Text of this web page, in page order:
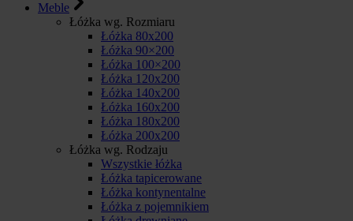
Meble
Łóżka wg. Rozmiaru
Łóżka 80x200
Łóżka 90×200
Łóżka 100×200
Łóżka 120x200
Łóżka 140x200
Łóżka 160x200
Łóżka 180x200
Łóżka 200x200
Łóżka wg. Rodzaju
Wszystkie łóżka
Łóżka tapicerowane
Łóżka kontynentalne
Łóżka z pojemnikiem